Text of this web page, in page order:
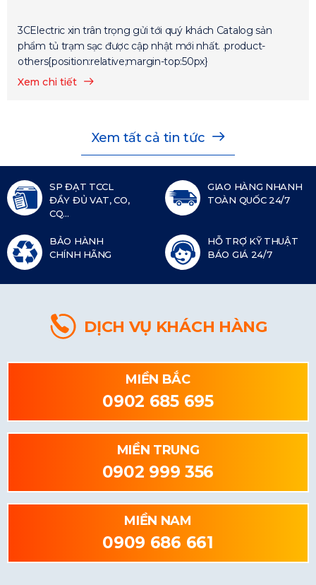
3CElectric xin trân trọng gửi tới quý khách Catalog sản
phẩm tủ trạm sạc được cập nhật mới nhất. .product-
others{position:relative;margin-top:50px}
Xem chi tiết
Xem tất cả tin tức
SP ĐẠT TCCL
ĐẦY ĐỦ VAT, CO,
CQ...
GIAO HÀNG NHANH
TOÀN QUỐC 24/7
BẢO HÀNH
CHÍNH HÃNG
HỖ TRỢ KỸ THUẬT
BÁO GIÁ 24/7
DỊCH VỤ KHÁCH HÀNG
MIỀN BẮC
0902 685 695
MIỀN TRUNG
0902 999 356
MIỀN NAM
0909 686 661